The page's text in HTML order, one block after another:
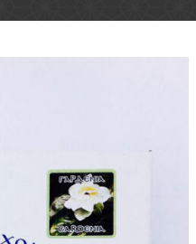
λίστα
επιθυμιών